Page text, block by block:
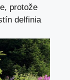
protože
delfinia